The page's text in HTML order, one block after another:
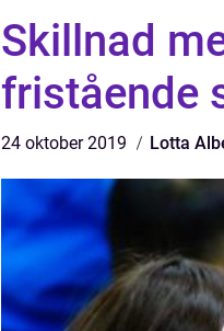
Skillnad
fristående
24 oktober 2019 Lotta